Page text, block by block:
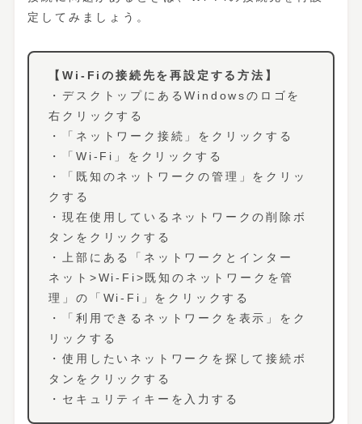
定してみましょう。
【Wi-Fiの接続先を再設定する方法】
・デスクトップにあるWindowsのロゴを
右クリックする
・「ネットワーク接続」をクリックする
・「Wi-Fi」をクリックする
・「既知のネットワークの管理」をクリッ
クする
・現在使用しているネットワークの削除ボ
タンをクリックする
・上部にある「ネットワークとインター
ネット>Wi-Fi>既知のネットワークを管
理」の「Wi-Fi」をクリックする
・「利用できるネットワークを表示」をク
リックする
・使用したいネットワークを探して接続ボ
タンをクリックする
・セキュリティキーを入力する